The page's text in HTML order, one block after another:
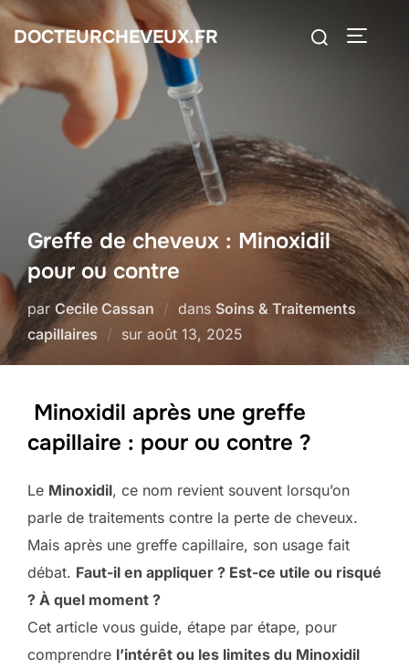
Aller
DOCTEURCHEVEUX.FR Rechercher :
Greffe de cheveux : Minoxidil
pour ou contre
par Cecile Cassan dans Soins & Traitements
capillaires
sur Publié
août 13, 2025
Minoxidil après une greffe
capillaire : pour ou contre ?
Le Minoxidil, ce nom revient souvent lorsqu’on
parle de traitements contre la perte de cheveux.
Mais après une greffe capillaire, son usage fait
débat. Faut-il en appliquer ? Est-ce utile ou risqué
? À quel moment ?
Cet article vous guide, étape par étape, pour
comprendre l’intérêt ou les limites du Minoxidil